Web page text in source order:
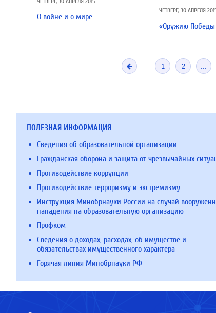
О войне и о мире
ЧЕТВЕРГ, 30 АПРЕЛЯ
«Оружию Победы
1 2
ПОЛЕЗНАЯ ИНФОРМАЦИЯ
Сведения об образовательной организации
Гражданская оборона и защита от чрезвычайных
Противодействие коррупции
Противодействие терроризму и экстремизму
Инструкция Минобрнауки России на случай
нападения на образовательную организацию
Профком
Сведения о доходах, расходах, об имуществе и
обязательствах имущественного характера
Горячая линия Минобрнауки РФ